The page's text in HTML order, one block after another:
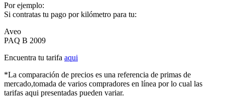
Por ejemplo:
Si contratas tu pago por kilómetro para tu:
Aveo
PAQ B 2009
Encuentra tu tarifa aqui
*La comparación de precios es una referencia de primas de
mercado,tomada de varios compradores en línea por lo cual las
tarifas aqui presentadas pueden variar.